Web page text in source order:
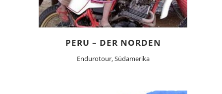
PERU – DER NORDEN
Endurotour, Südamerika